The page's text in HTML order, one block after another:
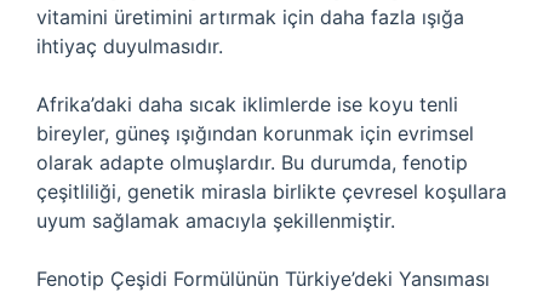
vitamini üretimini artırmak için daha fazla ışığa
ihtiyaç duyulmasıdır.
Afrika’daki daha sıcak iklimlerde ise koyu tenli
bireyler, güneş ışığından korunmak için evrimsel
olarak adapte olmuşlardır. Bu durumda, fenotip
çeşitliliği, genetik mirasla birlikte çevresel koşullara
uyum sağlamak amacıyla şekillenmiştir.
Fenotip Çeşidi Formülünün Türkiye’deki Yansıması